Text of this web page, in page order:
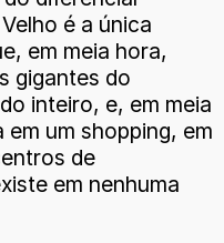
é a única
em meia hora,
gigantes do
inteiro, e, em meia
um shopping, em
de
em nenhuma